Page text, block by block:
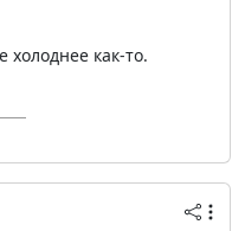
холоднее как-то.